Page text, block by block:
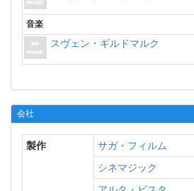
音楽
スヴェン・ギルドマルク
会社
製作
サガ・フィルム
シネマジック